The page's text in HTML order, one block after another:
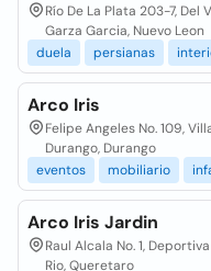
Río De La Plata 203-7, Del
Garza Garcia, Nuevo Leon
duela
persianas
Arco Iris
Felipe Angeles No. 109,
Durango, Durango
eventos
mobiliario
Arco Iris Jardin
Raul Alcala No. 1,
Rio, Queretaro